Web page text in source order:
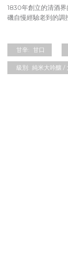
1830年創立的清酒
磯自慢經驗老到的調
甘辛: 甘口
級別: 純米大吟釀 /